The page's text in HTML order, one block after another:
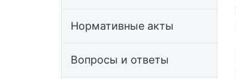
Нормативные акты
Вопросы и ответы